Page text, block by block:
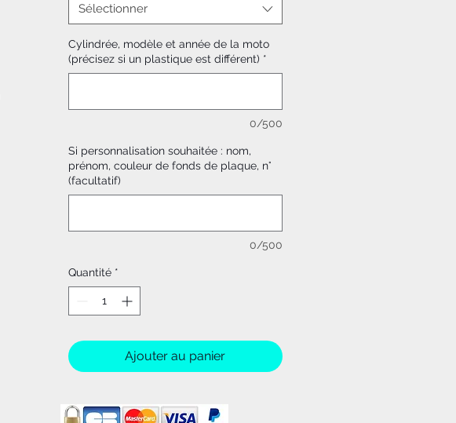
Sélectionner
Cylindrée, modèle et année de la moto
(précisez si un plastique est différent) *
0/500
Si personnalisation souhaitée : nom,
prénom, couleur de fonds de plaque, n°
(facultatif)
0/500
Quantité *
Ajouter au panier